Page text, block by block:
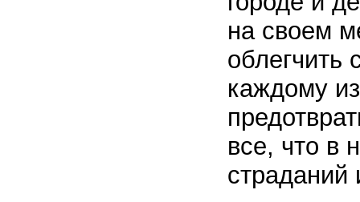
на своем
облегчить
каждому
все, что в
страданий